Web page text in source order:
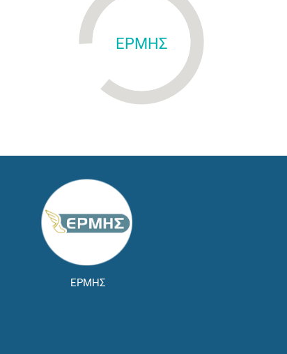
ΕΡΜΗΣ
ΕΡΜΗΣ